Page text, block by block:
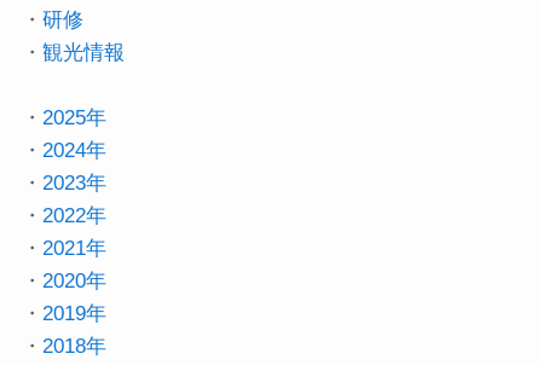
・ 研修
・ 観光情報
・ 2025年
・ 2024年
・ 2023年
・ 2022年
・ 2021年
・ 2020年
・ 2019年
・ 2018年